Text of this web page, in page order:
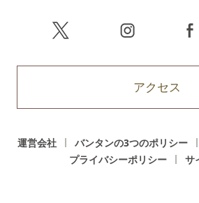
アクセス
運営会社 バンタンの3つのポリシー
プライバシーポリシー
サ